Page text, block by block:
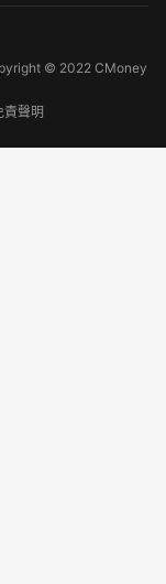
© 2022 CMoney
責聲明